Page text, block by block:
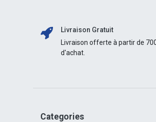
Livraison Gratuit
Livraison offerte à partir de
d'achat.
Categories